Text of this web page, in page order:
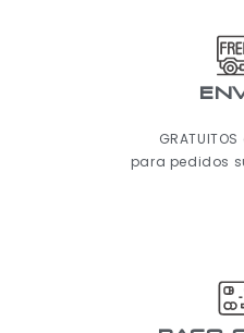
GRATUITOS
para pedidos